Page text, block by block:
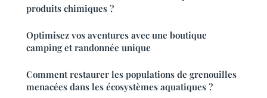
produits chimiques ?
Optimisez vos aventures avec une boutique
camping et randonnée unique
Comment restaurer les populations de grenouilles
menacées dans les écosystèmes aquatiques ?